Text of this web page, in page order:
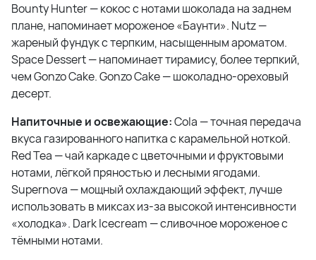
Bounty Hunter — кокос с нотами шоколада на заднем
плане, напоминает мороженое «Баунти». Nutz —
жареный фундук с терпким, насыщенным ароматом.
Space Dessert — напоминает тирамису, более терпкий,
чем Gonzo Cake. Gonzo Cake — шоколадно-ореховый
десерт.
Напиточные и освежающие:Cola — точная передача
вкуса газированного напитка с карамельной ноткой.
Red Tea — чай каркаде с цветочными и фруктовыми
нотами, лёгкой пряностью и лесными ягодами.
Supernova — мощный охлаждающий эффект, лучше
использовать в миксах из-за высокой интенсивности
«холодка». Dark Icecream — сливочное мороженое с
тёмными нотами.